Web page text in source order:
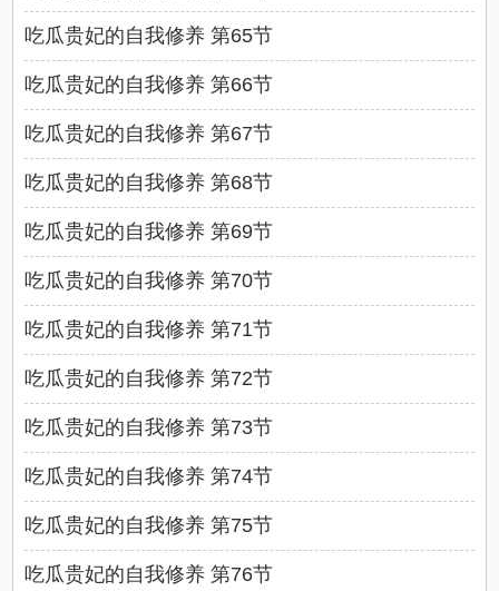
吃瓜贵妃的自我修养 第65节
吃瓜贵妃的自我修养 第66节
吃瓜贵妃的自我修养 第67节
吃瓜贵妃的自我修养 第68节
吃瓜贵妃的自我修养 第69节
吃瓜贵妃的自我修养 第70节
吃瓜贵妃的自我修养 第71节
吃瓜贵妃的自我修养 第72节
吃瓜贵妃的自我修养 第73节
吃瓜贵妃的自我修养 第74节
吃瓜贵妃的自我修养 第75节
吃瓜贵妃的自我修养 第76节